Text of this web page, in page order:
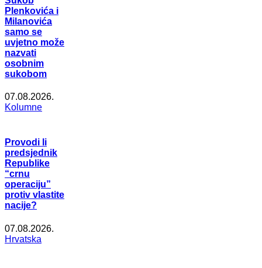
Plenkovića i
Milanovića
samo se
uvjetno može
nazvati
osobnim
sukobom
07.08.2026.
Kolumne
Provodi li
predsjednik
Republike
“crnu
operaciju”
protiv vlastite
nacije?
07.08.2026.
Hrvatska